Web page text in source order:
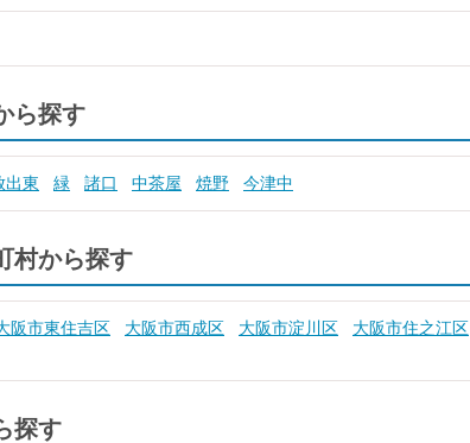
ら探す
出東 緑 諸口 中茶屋 焼野 今津中
村から探す
阪市東住吉区 大阪市西成区 大阪市淀川区 大阪市住之江区
探す